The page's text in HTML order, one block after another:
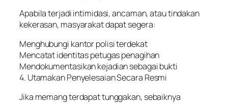
Apabila terjadi intimidasi, ancaman, atau tindakan
kekerasan, masyarakat dapat segera:
Menghubungi kantor polisi terdekat
Mencatat identitas petugas penagihan
Mendokumentasikan kejadian sebagai bukti
4. Utamakan Penyelesaian Secara Resmi
Jika memang terdapat tunggakan, sebaiknya